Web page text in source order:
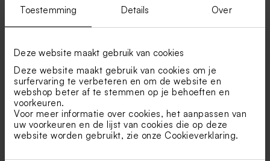
Toestemming Details Over
Deze website maakt gebruik van cookies
Deze website maakt gebruik van cookies om je
surfervaring te verbeteren en om de website en
webshop beter af te stemmen op je behoeften en
voorkeuren.
Voor meer informatie over cookies, het aanpassen van
uw voorkeuren en de lijst van cookies die op deze
website worden gebruikt, zie onze Cookieverklaring.
Bedankt kaartjes
Beterschap kaartjes
Condoleancekaarten
Wenskaarten geboorte